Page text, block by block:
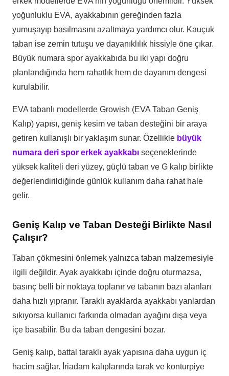
yoğunluklu EVA, ayakkabının gereğinden fazla
yumuşayıp basılmasını azaltmaya yardımcı olur. Kauçuk
taban ise zemin tutuşu ve dayanıklılık hissiyle öne çıkar.
Büyük numara spor ayakkabıda bu iki yapı doğru
planlandığında hem rahatlık hem de dayanım dengesi
kurulabilir.
EVA tabanlı modellerde Growish (EVA Taban Geniş
Kalıp) yapısı, geniş kesim ve taban desteğini bir araya
getiren kullanışlı bir yaklaşım sunar. Özellikle büyük
numara deri spor erkek ayakkabı seçeneklerinde
yüksek kaliteli deri yüzey, güçlü taban ve G kalıp birlikte
değerlendirildiğinde günlük kullanım daha rahat hale
gelir.
Geniş Kalıp ve Taban Desteği Birlikte Nasıl
Çalışır?
Taban çökmesini önlemek yalnızca taban malzemesiyle
ilgili değildir. Ayak ayakkabı içinde doğru oturmazsa,
basınç belli bir noktaya toplanır ve tabanın bazı alanları
daha hızlı yıpranır. Taraklı ayaklarda ayakkabı yanlardan
sıkıyorsa kullanıcı farkında olmadan ayağını dışa veya
içe basabilir. Bu da taban dengesini bozar.
Geniş kalıp, battal taraklı ayak yapısına daha uygun iç
hacim sağlar. İriadam kalıplarında tarak ve konturpiye